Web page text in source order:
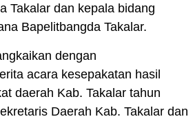
Takalar dan kepala bidang
Bapelitbangda Takalar.
dengan
acara kesepakatan hasil
daerah Kab. Takalar tahun
Daerah Kab. Takalar dan